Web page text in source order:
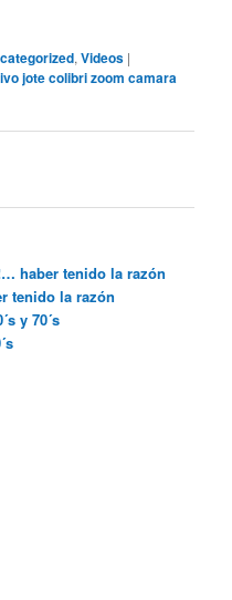
,Videos |
jote colibri zoom camara
haber tenido la razón
tenido la razón
y 70´s